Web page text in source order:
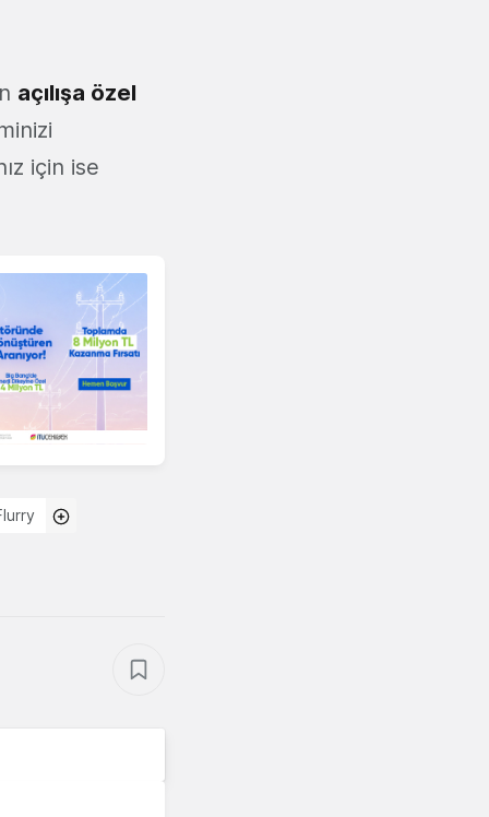
açılışa özel
için ise